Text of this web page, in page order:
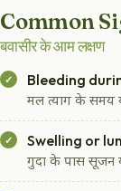
Common
बवासीर के आम लक्षण
Bleeding
मल त्याग के समय
Swelling or
गुदा के पास सूजन